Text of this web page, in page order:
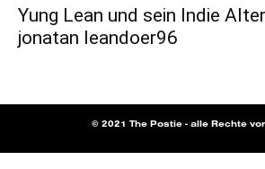
Yung Lean und sein Indie
jonatan leandoer96
© 2021 The Postie - alle Rechte